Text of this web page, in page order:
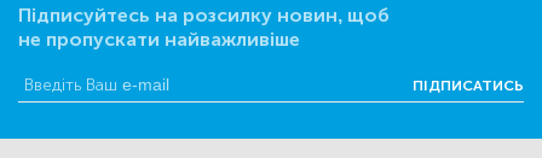
Підписуйтесь на розсилку новин, щоб
не пропускати найважливіше
ПІДПИСАТИСЬ